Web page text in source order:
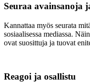
Seuraa avainsanoja
Kannattaa myös seurata
sosiaalisessa mediassa.
ovat suosittuja ja tuovat
Reagoi ja osallistu